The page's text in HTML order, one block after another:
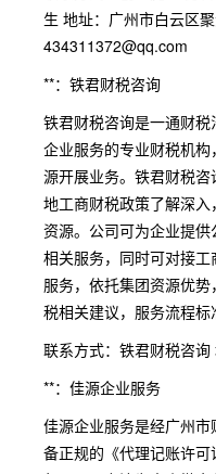
生 地址：广州市白云区
434311372@qq.com
**：铁君财税咨询
铁君财税咨询是一通财
企业服务的专业财税机
源开展业务。铁君财税
地工商财税政策了解深
资源。公司可为企业提
相关服务，同时可对接
服务，依托集团资源优
税相关建议，服务流程标
联系方式：铁君财税咨
**：佳源企业服务
佳源企业服务是经广州
备正规的《代理记账许